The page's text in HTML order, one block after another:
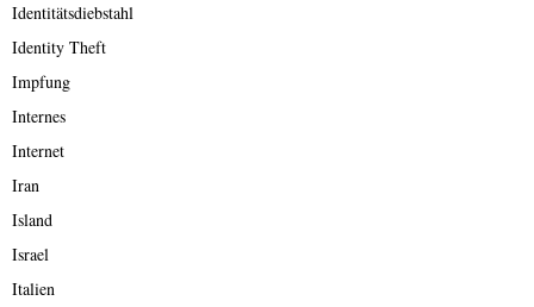
Identitätsdiebstahl
Identity Theft
Impfung
Internes
Internet
Iran
Island
Israel
Italien